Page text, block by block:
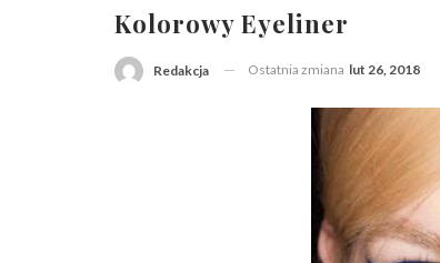
Kolorowy Eyeliner
Redakcja Ostatnia zmiana lut 26, 2018